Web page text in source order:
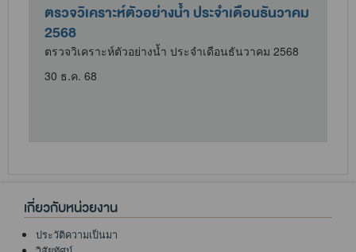
ตรวจวิเคราะห์ตัวอย่างน้ำ ประจำเดือนธันวาคม
2568
ตรวจวิเคราะห์ตัวอย่างน้ำ ประจำเดือนธันวาคม 2568
30 ธ.ค. 68
เกี่ยวกับหน่วยงาน
ประวัติความเป็นมา